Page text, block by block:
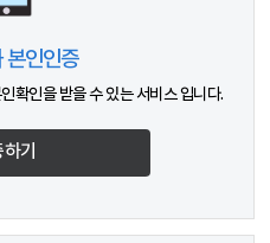
본인인증
확인을 받을 수 있는 서비스 입니다.
기